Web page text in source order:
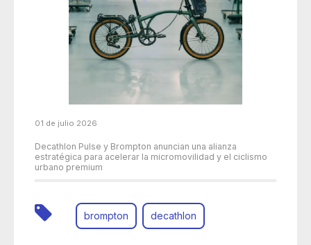
01 de julio 2026
Decathlon Pulse y Brompton anuncian una alianza
estratégica para acelerar la micromovilidad y el ciclismo
urbano premium
brompton decathlon